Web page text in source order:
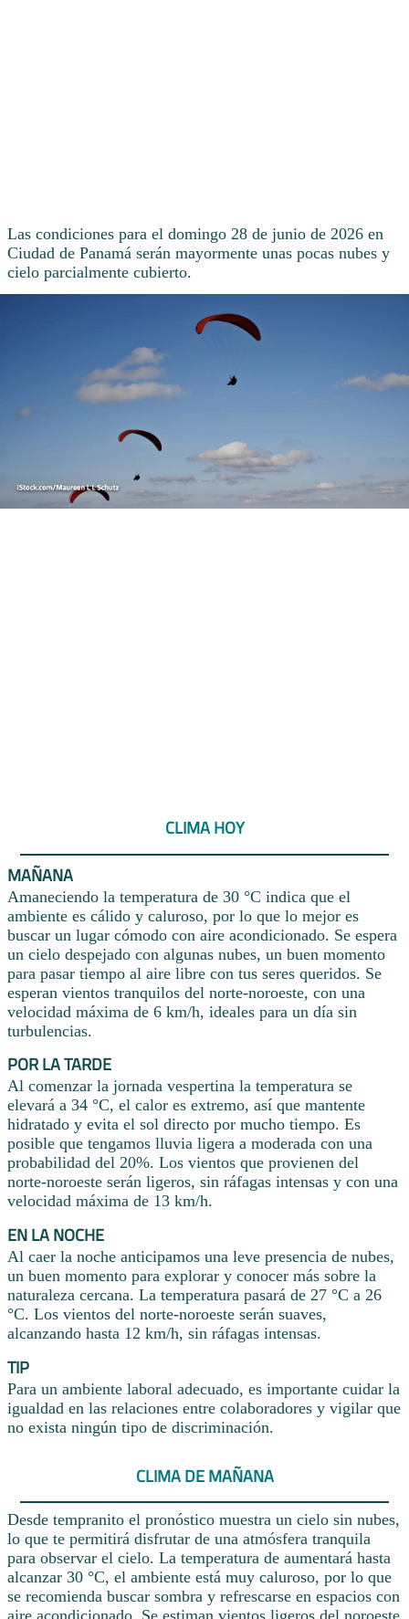
Las condiciones para el domingo 28 de junio de 2026 en
Ciudad de Panamá serán mayormente unas pocas nubes y
cielo parcialmente cubierto.
CLIMA HOY
MAÑANA
Amaneciendo la temperatura de 30 °C indica que el
ambiente es cálido y caluroso, por lo que lo mejor es
buscar un lugar cómodo con aire acondicionado. Se espera
un cielo despejado con algunas nubes, un buen momento
para pasar tiempo al aire libre con tus seres queridos. Se
esperan vientos tranquilos del norte-noroeste, con una
velocidad máxima de 6 km/h, ideales para un día sin
turbulencias.
POR LA TARDE
Al comenzar la jornada vespertina la temperatura se
elevará a 34 °C, el calor es extremo, así que mantente
hidratado y evita el sol directo por mucho tiempo. Es
posible que tengamos lluvia ligera a moderada con una
probabilidad del 20%. Los vientos que provienen del
norte-noroeste serán ligeros, sin ráfagas intensas y con una
velocidad máxima de 13 km/h.
EN LA NOCHE
Al caer la noche anticipamos una leve presencia de nubes,
un buen momento para explorar y conocer más sobre la
naturaleza cercana. La temperatura pasará de 27 °C a 26
°C. Los vientos del norte-noroeste serán suaves,
alcanzando hasta 12 km/h, sin ráfagas intensas.
TIP
Para un ambiente laboral adecuado, es importante cuidar la
igualdad en las relaciones entre colaboradores y vigilar que
no exista ningún tipo de discriminación.
CLIMA DE MAÑANA
Desde tempranito el pronóstico muestra un cielo sin nubes,
lo que te permitirá disfrutar de una atmósfera tranquila
para observar el cielo. La temperatura de aumentará hasta
alcanzar 30 °C, el ambiente está muy caluroso, por lo que
se recomienda buscar sombra y refrescarse en espacios con